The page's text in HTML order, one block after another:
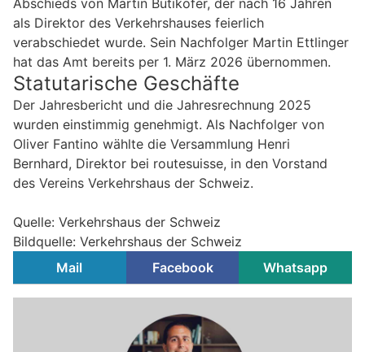
als Direktor des Verkehrshauses feierlich
verabschiedet wurde. Sein Nachfolger Martin Ettlinger
hat das Amt bereits per 1. März 2026 übernommen.
Statutarische Geschäfte
Der Jahresbericht und die Jahresrechnung 2025
wurden einstimmig genehmigt. Als Nachfolger von
Oliver Fantino wählte die Versammlung Henri
Bernhard, Direktor bei routesuisse, in den Vorstand
des Vereins Verkehrshaus der Schweiz.
Quelle: Verkehrshaus der Schweiz
Bildquelle: Verkehrshaus der Schweiz
Mail
Facebook Whatsapp